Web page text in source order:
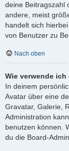
deine Beitragszahl
andere, meist
handelt sich
von Benutzer zu
Nach oben
Wie verwende ich
In deinem
Avatar über eine
Gravatar, Galerie,
Administration
benutzen können.
du die Board-